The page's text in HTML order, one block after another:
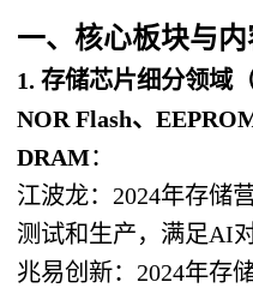
一、核心板块与内
1. 存储芯片细分领域
NOR Flash、
DRAM：
江波龙：2024年存储
测试和生产，满足AI
兆易创新：2024年存